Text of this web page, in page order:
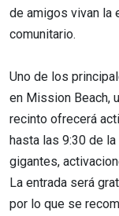
de amigos vivan la
comunitario.
Uno de los
en Mission Beach,
recinto ofrecerá
hasta las 9:30 de
gigantes,
La entrada será
por lo que se